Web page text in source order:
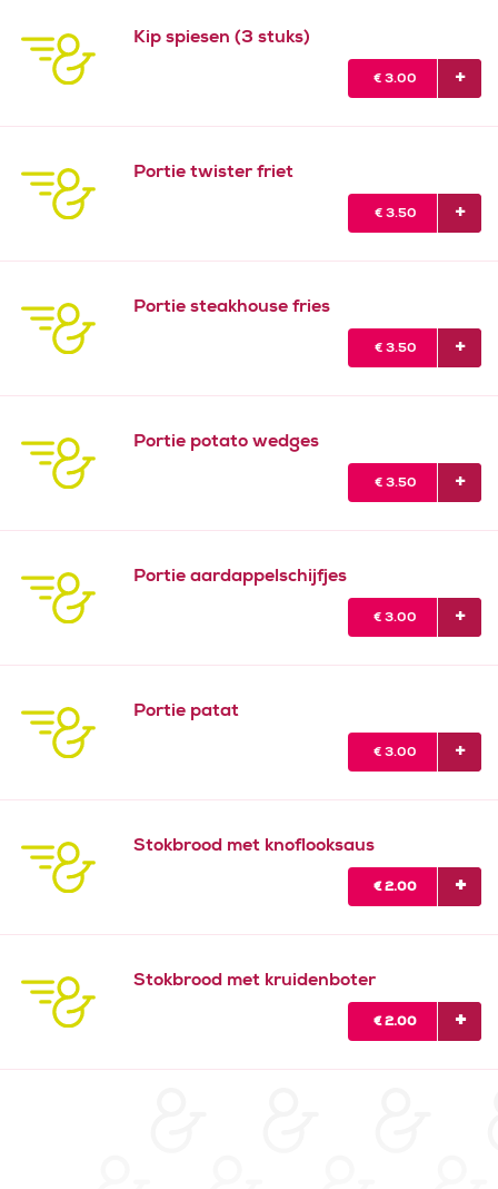
Kip spiesen (3 stuks)
€ 3.00
Portie twister friet
€ 3.50
Portie steakhouse fries
€ 3.50
Portie potato wedges
€ 3.50
Portie aardappelschijfjes
€ 3.00
Portie patat
€ 3.00
Stokbrood met knoflooksaus
€2.00
Stokbrood met kruidenboter
€2.00